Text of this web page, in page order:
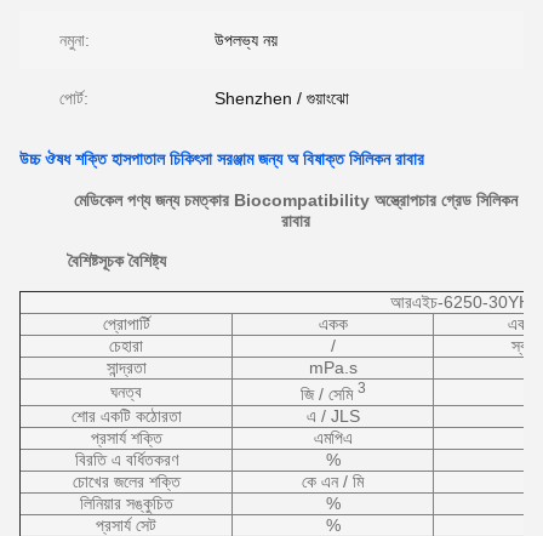
নমুনা: উপলভ্য নয়
পোর্ট: Shenzhen / গুয়াংঝো
উচ্চ ঔষধ শক্তি হাসপাতাল চিকিৎসা সরঞ্জাম জন্য অ বিষাক্ত সিলিকন রাবার
মেডিকেল পণ্য জন্য চমত্কার Biocompatibility অস্ত্রোপচার গ্রেড সিলিকন
রাবার
বৈশিষ্টসূচক বৈশিষ্ট্য
আরএইচ-6250-30YH
প্রোপার্টি
একক
একজন
চেহারা
/
স্বচ্ছ
সান্দ্রতা
mPa.s
ঘনত্ব
জি / সেমি 3
শোর একটি কঠোরতা
এ / JLS
প্রসার্য শক্তি
এমপিএ
বিরতি এ বর্ধিতকরণ
%
চোখের জলের শক্তি
কে এন / মি
লিনিয়ার সঙ্কুচিত
%
প্রসার্য সেট
%